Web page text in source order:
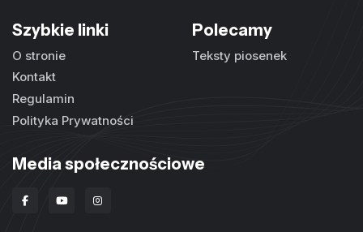
Szybkie linki
O stronie
Kontakt
Regulamin
Polityka Prywatności
Polecamy
Teksty piosenek
Media społecznościowe